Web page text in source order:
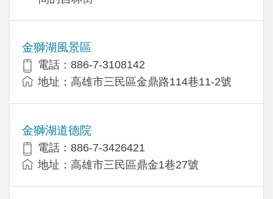
金獅湖風景區
電話：886-7-3108142
地址：高雄市三民區金鼎路114巷11-2號
金獅湖道德院
電話：886-7-3426421
地址：高雄市三民區鼎金1巷27號